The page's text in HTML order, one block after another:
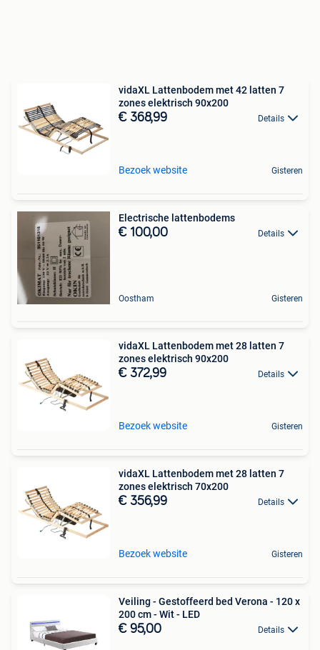
vidaXL Lattenbodem met 42 latten 7
zones elektrisch 90x200
€ 368,99 Details
Bezoek website Gisteren
Electrische lattenbodems
€ 100,00 Details
Oostham Gisteren
vidaXL Lattenbodem met 28 latten 7
zones elektrisch 90x200
€ 372,99 Details
Bezoek website Gisteren
vidaXL Lattenbodem met 28 latten 7
zones elektrisch 70x200
€ 356,99 Details
Bezoek website Gisteren
Veiling - Gestoffeerd bed Verona - 120 x
200 cm - Wit - LED
€ 95,00 Details